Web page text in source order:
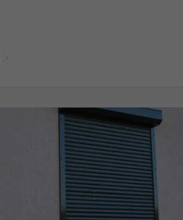
peuvent pas
être désactivés.
Audience
Mesure
d’audience
destinée à